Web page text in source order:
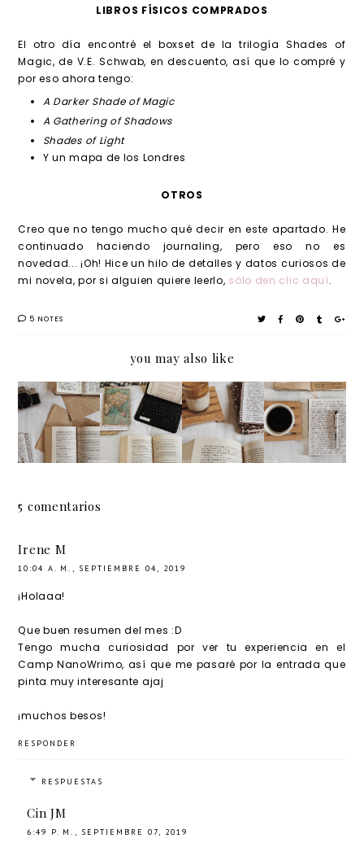
LIBROS FÍSICOS COMPRADOS
El otro día encontré el boxset de la trilogía Shades of
Magic, de V.E. Schwab, en descuento, así que lo compré y
por eso ahora tengo:
A Darker Shade of Magic
A Gathering of Shadows
Shades of Light
Y un mapa de los Londres
OTROS
Creo que no tengo mucho qué decir en este apartado. He
continuado haciendo journaling, pero eso no es
novedad... ¡Oh! Hice un hilo de detalles y datos curiosos de
mi novela, por si alguien quiere leerlo, sólo den clic aquí.
5 NOTES
you may also like
Resume
n del
mes:
marzo-
Resume
n del
mes:
noviem
Resume
n del
mes:
julio-
Resume
n del
mes:
marzo-
5 comentarios
Irene M
10:04 A. M., SEPTIEMBRE 04, 2019
¡Holaaa!
Que buen resumen del mes :D
Tengo mucha curiosidad por ver tu experiencia en el
Camp NanoWrimo, así que me pasaré por la entrada que
pinta muy interesante ajaj
¡muchos besos!
RESPONDER
RESPUESTAS
Cin JM
6:49 P. M., SEPTIEMBRE 07, 2019